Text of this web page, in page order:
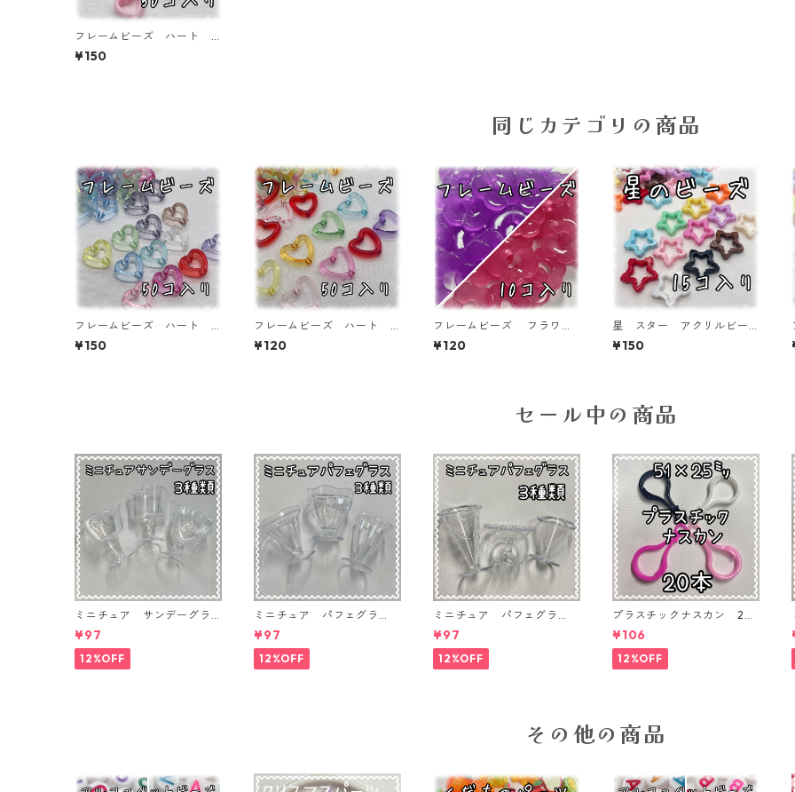
フレームビーズ ハート
ミックス 50個入り【AB‐
FU14】
¥150
同じカテゴリの商品
フレームビーズ ハート
ミックス 50個入り【AB‐
FU18】
¥150
フレームビーズ ハート
ミックス 50個入り【AB‐
FU19】
¥120
フレームビーズ フラワ
ー 各色 10個入り【AB‐
FU】
¥120
星 スター アクリルビー
ズ フレーム ランダムミ
ックス 15個入り【AB‐STR
¥150
セール中の商品
ミニチュア サンデーグラ
ス 3個入り【MNT-GLS-3P
-04】
¥97
12%OFF
ミニチュア パフェグラ
ス 3個入り【MNT-GLS-3P
-03】
¥97
12%OFF
ミニチュア パフェグラ
ス 3個入り【MNT-GLS-3P
-02】
¥97
12%OFF
プラスチックナスカン 20
本入り【PK-20】
¥106
12%OFF
その他の商品